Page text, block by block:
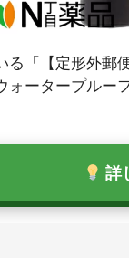
る「【定形外郵
ォータープルー
詳